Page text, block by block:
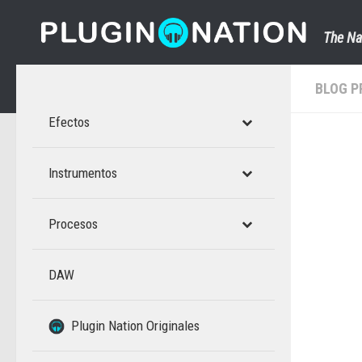
Saltar al contenido
The
BLOG
Efectos
Instrumentos
Procesos
DAW
Plugin Nation Originales
–